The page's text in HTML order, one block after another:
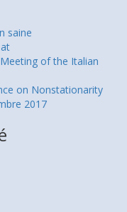
saine
of the Italian
on Nonstationarity
2017